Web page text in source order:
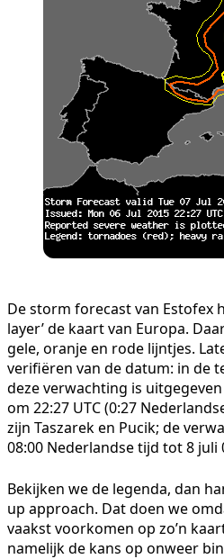
De storm forecast van Estofex
layer’ de kaart van Europa.
gele, oranje en rode lijntjes.
verifiëren van de datum: in de
deze verwachting is
om 22:27 UTC (0:27
zijn Taszarek en Pucik; de
08:00 Nederlandse tijd tot 8 juli
Bekijken we de legenda, dan
up approach. Dat doen we
vaakst voorkomen op zo’n
namelijk de kans op onweer